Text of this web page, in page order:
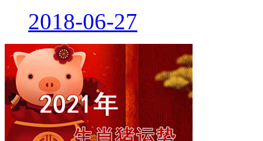
2018-06-27